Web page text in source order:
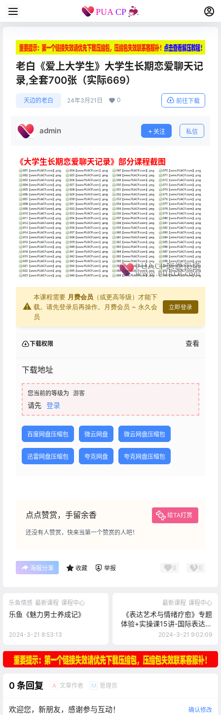
老白《爱上大学生》大学生长期恋爱聊天记
录,全套700张（实际669）
天边的老白 24年3月21日 0 前往下载
admin 关注 私信
《大学生长期恋爱聊天记录》部分课程截图
⚠
本课程需要 月费会员 （或更高等级）才能下
载。请先登录后再操作。
月费会员 ~ 永久会
员
立即登录
下载权限 查看
下载地址
您当前的等级为 游客
请先 登录
百度网盘压缩包 微云网盘 微云网盘压缩包
迅雷网盘压缩包 夸克网盘 夸克网盘压缩包
点点赞赏，手留余香 给TA打赏
还没有人赞赏，快来当第一个赞赏的人吧！
海报分享 收藏 举报 0 0
乐鱼情感 最新课程 课程中心
乐鱼《魅力男士养成记》
2024-3-21 8:53:13
最新课程 课程中心
《表达艺术与情绪疗愈》专题
体验+实操课15讲-国际表达艺
术治疗师直播授
2024-3-21 9:02:09
0 条回复 A 文章作者 M 管理员
欢迎您，新朋友，感谢参与互动！ 确认修改